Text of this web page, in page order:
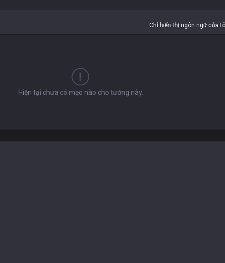
Chỉ hiển thị ngôn ngữ của
Hiện tại chưa có mẹo nào cho tướng này.